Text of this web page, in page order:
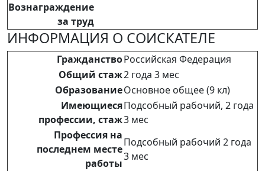
Вознаграждение
за труд
ИНФОРМАЦИЯ О СОИСКАТЕЛЕ
ГражданствоРоссийская Федерация
Общий стаж2 года 3 мес
ОбразованиеОсновное общее (9 кл)
Имеющиеся
профессии, стаж
Подсобный рабочий, 2 года
3 мес
Профессия на
последнем месте
работы
Подсобный рабочий 2 года
3 мес